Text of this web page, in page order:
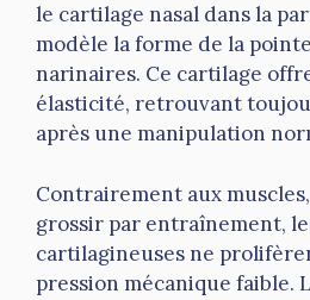
le cartilage nasal dans la
modèle la forme de la
narinaires. Ce cartilage
élasticité, retrouvant
après une manipulation
Contrairement aux
grossir par entraînement,
cartilagineuses ne
pression mécanique faible.